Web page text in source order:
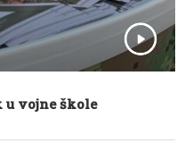
vojne škole